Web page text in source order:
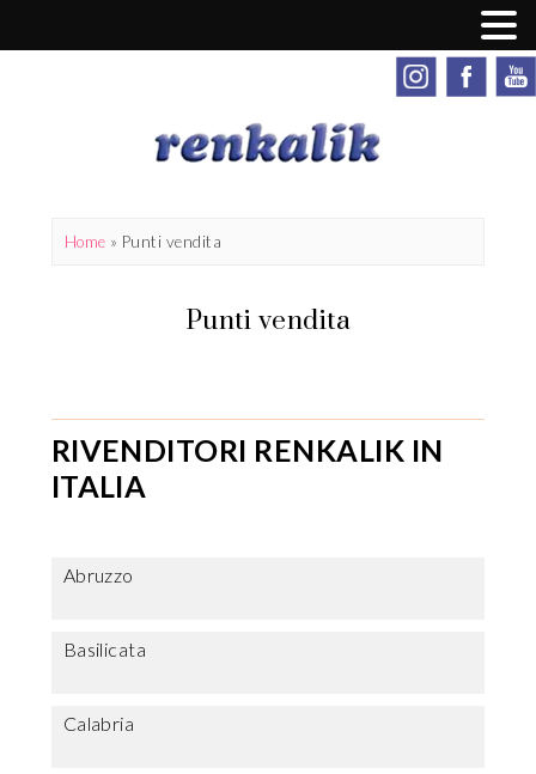
Home » Punti vendita
Punti vendita
RIVENDITORI RENKALIK IN
ITALIA
Abruzzo
Basilicata
Calabria